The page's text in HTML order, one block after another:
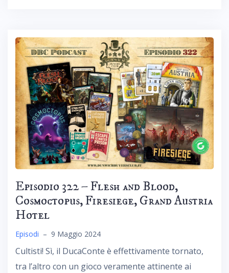
Episodio 322 – Flesh and Blood,
Cosmoctopus, Firesiege, Grand Austria
Hotel
Episodi – 9 Maggio 2024
Cultisti! Sì, il DucaConte è effettivamente tornato,
tra l’altro con un gioco veramente attinente ai